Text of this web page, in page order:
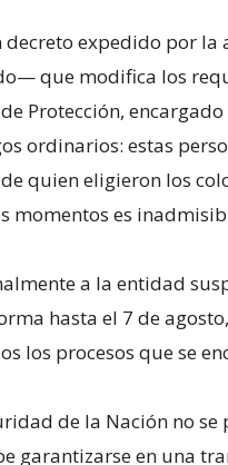
decreto expedido por
que modifica los
Protección,
ordinarios: estas
quien eligieron los
momentos es
a la entidad
hasta el 7 de
los procesos que se
de la Nación no se
garantizarse en una